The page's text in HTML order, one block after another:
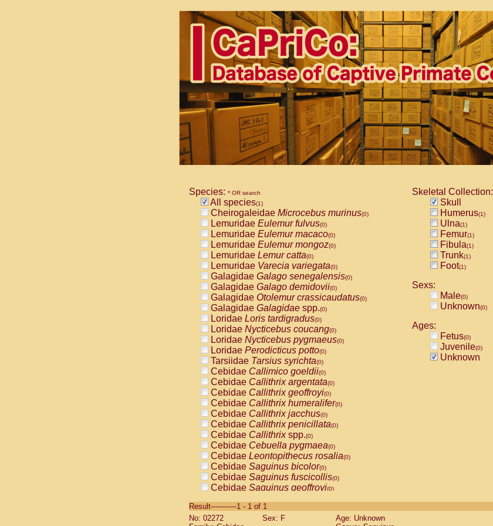
Species: * OR search
All species(1)
Cheirogaleidae Microcebus murinus(0)
Lemuridae Eulemur fulvus(0)
Lemuridae Eulemur macaco(0)
Lemuridae Eulemur mongoz(0)
Lemuridae Lemur catta(0)
Lemuridae Varecia variegata(0)
Galagidae Galago senegalensis(0)
Galagidae Galago demidovii(0)
Galagidae Otolemur crassicaudatus(0)
Galagidae Galagidae spp.(0)
Loridae Loris tardigradus(0)
Loridae Nycticebus coucang(0)
Loridae Nycticebus pygmaeus(0)
Loridae Perodicticus potto(0)
Tarsiidae Tarsius syrichta(0)
Cebidae Callimico goeldii(0)
Cebidae Callithrix argentata(0)
Cebidae Callithrix geoffroyi(0)
Cebidae Callithrix humeralifer(0)
Cebidae Callithrix jacchus(0)
Cebidae Callithrix penicillata(0)
Cebidae Callithrixspp.(0)
Cebidae Cebuella pygmaea(0)
Cebidae Leontopithecus rosalia(0)
Cebidae Saguinus bicolor(0)
Cebidae Saguinus fuscicollis(0)
Cebidae Saguinus geoffroyi(0)
CebidaeSaguinus labiatus(0)
Cebidae Saguinus leucopus (0)
Skeletal Collection:
Skull
Humerus(1)
Ulna(1)
Femur(1)
Fibula(1)
Trunk(1)
Foot(1)
Sexs:
Male(0)
Unknown(0)
Ages:
Fetus(0)
Juvenile(0)
Unknown
Result-----------1 - 1 of 1
No: 02272
Sex: F
Age: Unknown